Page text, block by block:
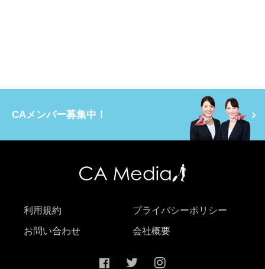
CAメンバー募集中！
利用規約 プライバシーポリシー
お問い合わせ 会社概要